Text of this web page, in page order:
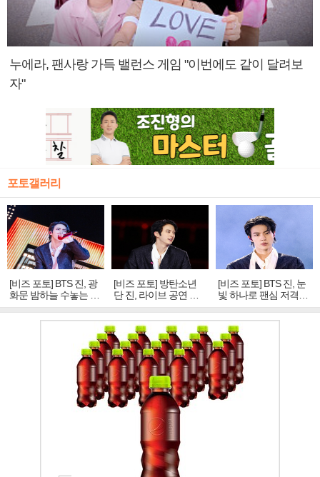
누에라, 팬사랑 가득 밸런스 게임 "이번에도 같이 달려보
자"
포토갤러리
[비즈 포토] BTS 진, 광
화문 밤하늘 수놓는 '비
주얼 킹'의 열창
[비즈 포토] 방탄소년
단 진, 라이브 공연 중
빛나는 독보적 아우라
[비즈 포토] BTS 진, 눈
빛 하나로 팬심 저격…
독보적 카리스마